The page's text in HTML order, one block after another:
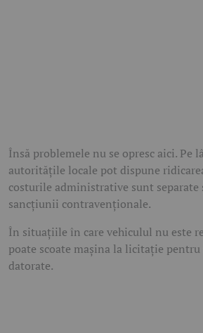
Însă problemele nu se opresc aici. Pe
autoritățile locale pot dispune
costurile administrative sunt separate
sancțiunii contravenționale.
În situațiile în care vehiculul nu este
poate scoate mașina la licitație pentru
datorate.